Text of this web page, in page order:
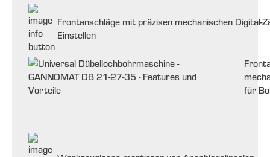
Frontanschläge mit präzisen mechanischen Digital-
Einstellen
für